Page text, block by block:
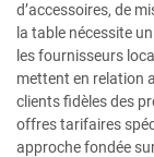
d’accessoires, de
la table nécessite
les fournisseurs
mettent en relation
clients fidèles des
offres tarifaires
approche fondée